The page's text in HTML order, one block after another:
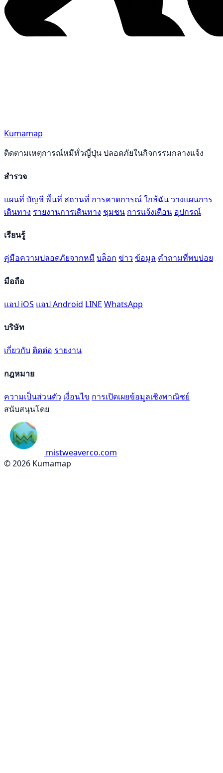
Kumamap
ติดตามเหตุการณ์หมีทั่วญี่ปุ่น ปลอดภัยในกิจกรรมกลางแจ้ง
สำรวจ
แผนที่ บัญชี พื้นที่ สถานที่ การคาดการณ์ใกล้ฉัน วางแผนการ
เดินทาง รายงานการเดินทาง ชุมชน การแจ้งเตือน อุปกรณ์
เรียนรู้
คู่มือความปลอดภัยจากหมี บล็อก ข่าว ข้อมูล คำถามที่พบบ่อย
มือถือ
แอป iOS แอป Android LINE WhatsApp
บริษัท
เกี่ยวกับ ติดต่อ รายงาน
กฎหมาย
ความเป็นส่วนตัว เงื่อนไข การเปิดเผยข้อมูลเชิงพาณิชย์
สนับสนุนโดย
mistweaverco.com
© 2026 Kumamap